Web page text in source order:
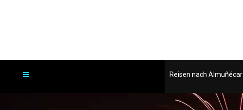
Reisen nach Almuñécar